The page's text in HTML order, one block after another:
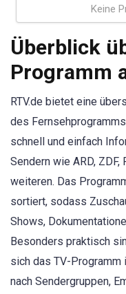
Keine
Überblick
Programm
RTV.de bietet eine
des
schnell und einfach
Sendern wie ARD,
weiteren. Das
sortiert, sodass
Shows,
Besonders praktisch
sich das TV-
nach Sendergruppen,